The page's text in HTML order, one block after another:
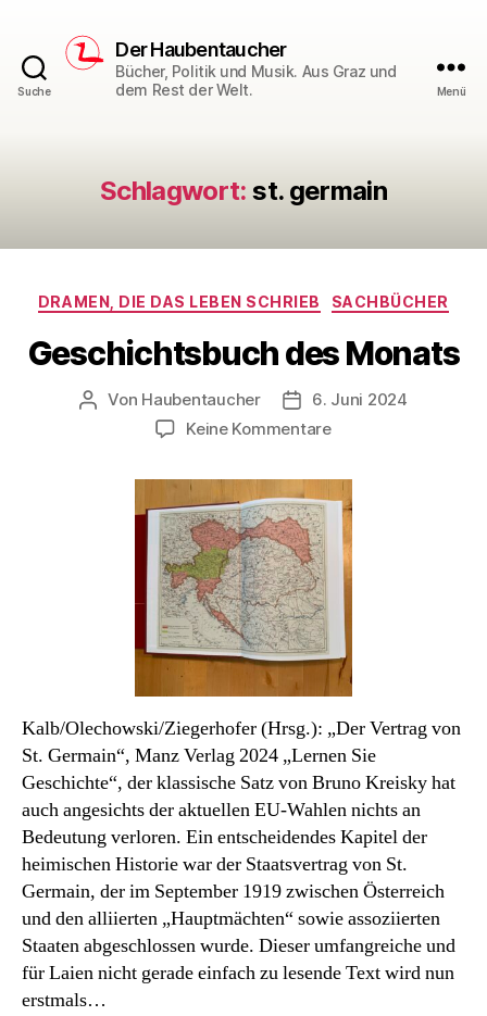
Suche
Der Haubentaucher
Bücher, Politik und Musik. Aus Graz und
dem Rest der Welt.
Menü
Schlagwort: st. germain
Kategorien
DRAMEN, DIE DAS LEBEN SCHRIEB SACHBÜCHER
Geschichtsbuch des Monats
Beitragsautor
Von Haubentaucher Veröffentlichungsdatum
6. Juni 2024
Keine Kommentarezu
des
Monats
Kalb/Olechowski/Ziegerhofer (Hrsg.): „Der Vertrag von
St. Germain“, Manz Verlag 2024 „Lernen Sie
Geschichte“, der klassische Satz von Bruno Kreisky hat
auch angesichts der aktuellen EU-Wahlen nichts an
Bedeutung verloren. Ein entscheidendes Kapitel der
heimischen Historie war der Staatsvertrag von St.
Germain, der im September 1919 zwischen Österreich
und den alliierten „Hauptmächten“ sowie assoziierten
Staaten abgeschlossen wurde. Dieser umfangreiche und
für Laien nicht gerade einfach zu lesende Text wird nun
erstmals…